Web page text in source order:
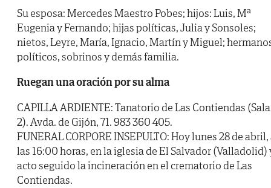
Su esposa: Mercedes Maestro Pobes; hijos: Luis, Mª
Eugenia y Fernando; hijas políticas, Julia y Sonsoles;
nietos, Leyre, María, Ignacio, Martín y Miguel;
políticos, sobrinos y demás familia.
Ruegan una oración por su alma
CAPILLA ARDIENTE: Tanatorio de Las Contiendas (Sala
2). Avda. de Gijón, 71. 983 360 405.
FUNERAL CORPORE INSEPULTO: Hoy lunes 28 de abril,
las 16:00 horas, en la iglesia de El Salvador (Valladolid)
acto seguido la incineración en el crematorio de Las
Contiendas.